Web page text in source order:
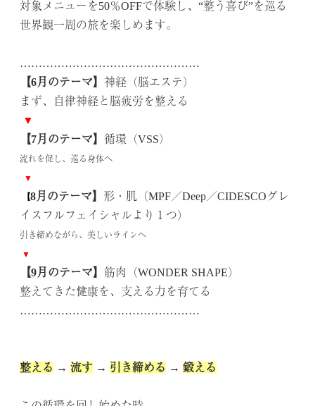
対象メニューを50％OFFで体験し、“整う喜び”を巡る
世界観一周の旅を楽しめます。
…………………………………………
【6月のテーマ】 神経（脳エステ）
まず、自律神経と脳疲労を整える
▼
【7月のテーマ】 循環（VSS）
流れを促し、巡る身体へ
▼
【8月のテーマ】 形・肌（MPF／Deep／CIDESCOグレ
イスフルフェイシャルより１つ）
引き締めながら、美しいラインへ
▼
【9月のテーマ】 筋肉（WONDER SHAPE）
整えてきた健康を、支える力を育てる
…………………………………………
整える → 流す→ 引き締める → 鍛える